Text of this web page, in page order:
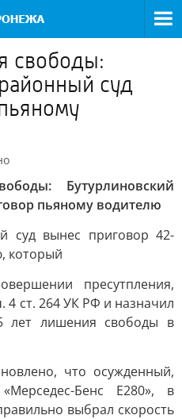
свободы:
суд
Бутурлиновский
пьяному водителю
суд вынес приговор 42-
который
пресутпления,
4 ст. 264 УК РФ и назначил
лет лишения свободы в
что осужденный,
Бенс Е280», в
выбрал скорость